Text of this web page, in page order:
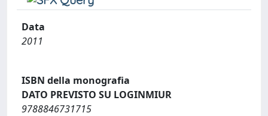
Data
2011
ISBN della monografia
DATO PREVISTO SU LOGINMIUR
9788846731715